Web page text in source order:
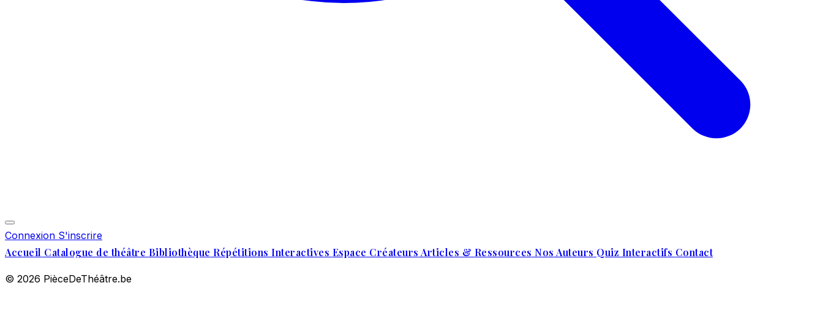
Connexion S'inscrire
Accueil Catalogue de théâtre Bibliothèque Répétitions Interactives Espace Créateurs Articles & Ressources Nos Auteurs Quiz Interactifs Contact
© 2026 PièceDeThéâtre.be